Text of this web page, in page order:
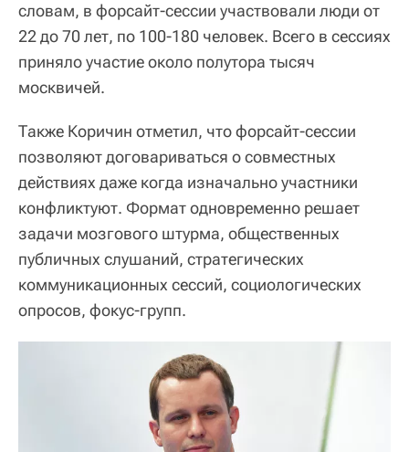
словам, в форсайт-сессии участвовали люди от
22 до 70 лет, по 100-180 человек. Всего в сессиях
приняло участие около полутора тысяч
москвичей.
Также Коричин отметил, что форсайт-сессии
позволяют договариваться о совместных
действиях даже когда изначально участники
конфликтуют. Формат одновременно решает
задачи мозгового штурма, общественных
публичных слушаний, стратегических
коммуникационных сессий, социологических
опросов, фокус-групп.